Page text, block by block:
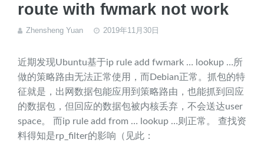
route with fwmark not work
Zhensheng Yuan 2019年11月30日
近期发现Ubuntu基于ip rule add fwmark … lookup …所
做的策略路由无法正常使用，而Debian正常。抓包的特
征就是，出网数据包能应用到策略路由，也能抓到回应
的数据包，但回应的数据包被内核丢弃，不会送达user
space。 而ip rule add from … lookup …则正常。 查找资
料得知是rp_filter的影响（见此：